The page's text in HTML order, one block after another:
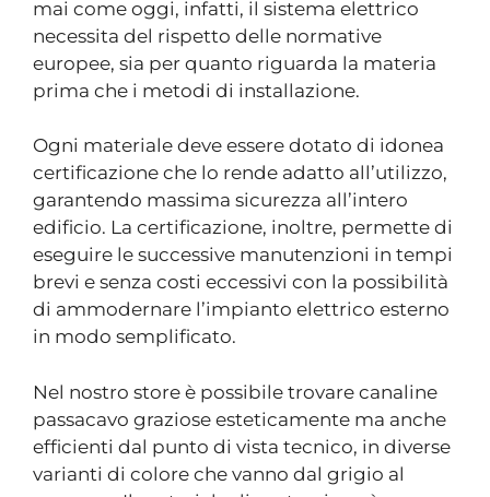
mai come oggi, infatti, il sistema elettrico
necessita del rispetto delle normative
europee, sia per quanto riguarda la materia
prima che i metodi di installazione.
Ogni materiale deve essere dotato di idonea
certificazione che lo rende adatto all’utilizzo,
garantendo massima sicurezza all’intero
edificio. La certificazione, inoltre, permette di
eseguire le successive manutenzioni in tempi
brevi e senza costi eccessivi con la possibilità
di ammodernare l’impianto elettrico esterno
in modo semplificato.
Nel nostro store è possibile trovare canaline
passacavo graziose esteticamente ma anche
efficienti dal punto di vista tecnico, in diverse
varianti di colore che vanno dal grigio al